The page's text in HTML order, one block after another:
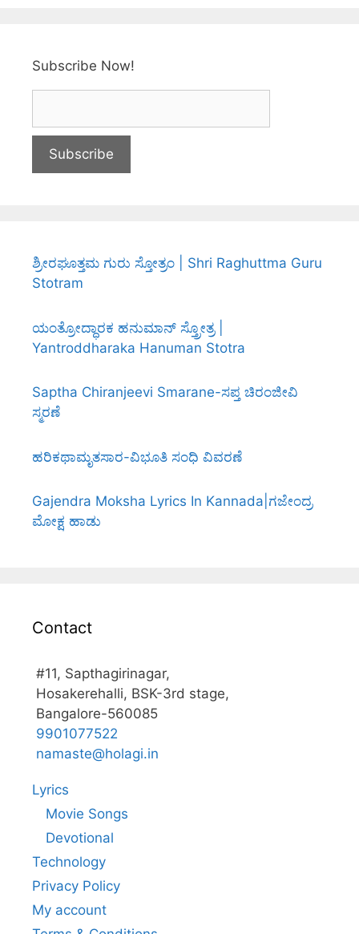
Subscribe Now!
ಶ್ರೀರಘೂತ್ತಮ ಗುರು ಸ್ತೋತ್ರಂ | Shri Raghuttma Guru
Stotram
ಯಂತ್ರೋದ್ಧಾರಕ ಹನುಮಾನ್ ಸ್ತ್ರೋತ್ರ |
Yantroddharaka Hanuman Stotra
Saptha Chiranjeevi Smarane-ಸಪ್ತ ಚಿರಂಜೀವಿ
ಸ್ಮರಣೆ
ಹರಿಕಥಾಮೃತಸಾರ-ವಿಭೂತಿ ಸಂಧಿ ವಿವರಣೆ
Gajendra Moksha Lyrics In Kannada|ಗಜೇಂದ್ರ
ಮೋಕ್ಷ ಹಾಡು
Contact
#11, Sapthagirinagar,
Hosakerehalli, BSK-3rd stage,
Bangalore-560085
9901077522
namaste@holagi.in
Lyrics
Movie Songs
Devotional
Technology
Privacy Policy
My account